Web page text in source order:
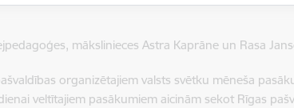
mākslinieces Astra Kaprāne un Rasa
organizētajiem valsts svētku mēneša
veltītajiem pasākumiem aicinām sekot Rīgas